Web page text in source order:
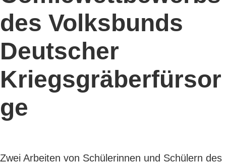
des Volksbunds
Deutscher
Kriegsgräberfürsor
ge
Zwei Arbeiten von Schülerinnen und Schülern des